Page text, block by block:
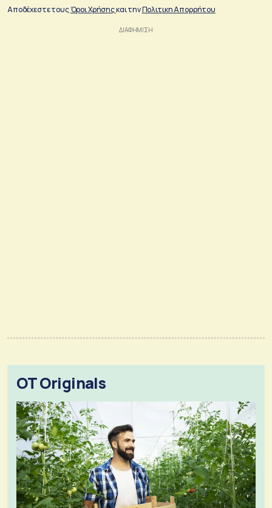
Αποδέχεστε τουςΌροι Χρήσηςκαι τηνΠολιτικη Απορρήτου
OT Originals